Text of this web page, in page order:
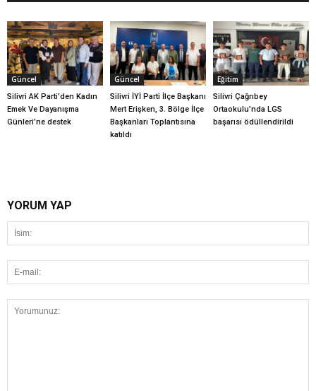
Güncel
Silivri AK Parti’den Kadın
Emek Ve Dayanışma
Günleri’ne destek
Güncel
Silivri İYİ Parti İlçe Başkanı
Mert Erişken, 3. Bölge İlçe
Başkanları Toplantısına
katıldı
Eğitim
Silivri Çağrıbey
Ortaokulu’nda LGS
başarısı ödüllendirildi
YORUM YAP